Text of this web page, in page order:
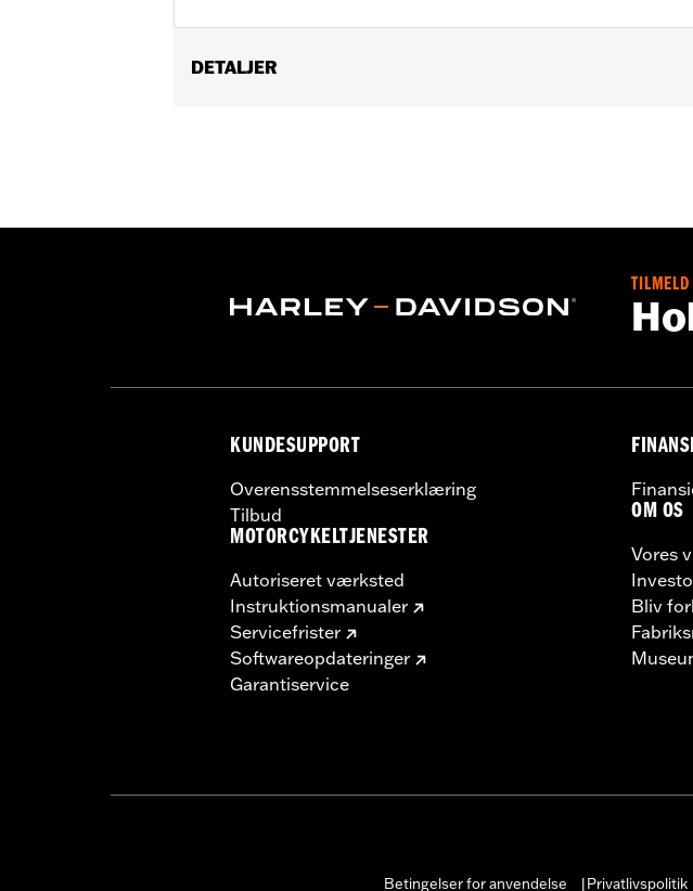
DETALJER
TILMELD
KUNDESUPPORT
Overensstemmelseserklæring
Tilbud
MOTORCYKELTJENESTER
Autoriseret værksted
Instruktionsmanualer
Servicefrister
Softwareopdateringer
Garantiservice
OM OS
Vores
Bliv
Betingelser for anvendelse
Privatlivspolitik